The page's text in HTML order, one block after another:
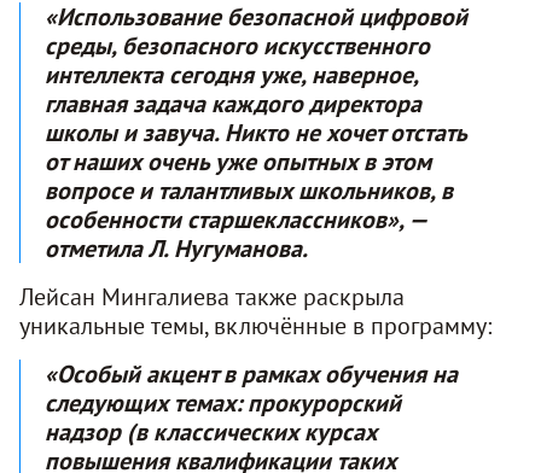
«Использование безопасной цифровой
среды, безопасного искусственного
интеллекта сегодня уже, наверное,
главная задача каждого директора
школы и завуча. Никто не хочет отстать
от наших очень уже опытных в этом
вопросе и талантливых школьников, в
особенности старшеклассников», —
отметила Л. Нугуманова.
Лейсан Мингалиева также раскрыла
уникальные темы, включённые в программу:
«Особый акцент в рамках обучения на
следующих темах: прокурорский
надзор (в классических курсах
повышения квалификации таких